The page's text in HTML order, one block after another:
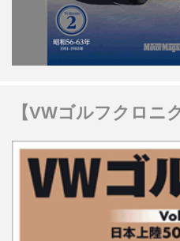
【VWゴルフクロニ